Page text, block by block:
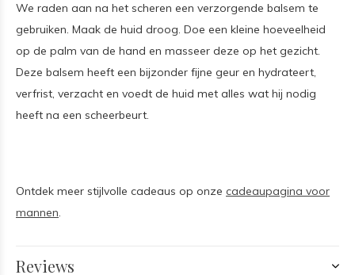
We raden aan na het scheren een verzorgende balsem te
gebruiken. Maak de huid droog. Doe een kleine hoeveelheid
op de palm van de hand en masseer deze op het gezicht.
Deze balsem heeft een bijzonder fijne geur en hydrateert,
verfrist, verzacht en voedt de huid met alles wat hij nodig
heeft na een scheerbeurt.
Ontdek meer stijlvolle cadeaus op onze cadeaupagina voor
mannen.
Reviews